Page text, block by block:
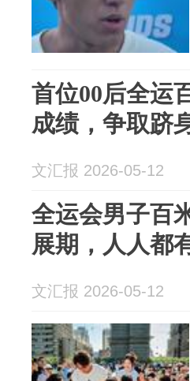
首位00后全运
成绩，争取跻
文汇报 2026-05-12
全运会男子百
展期，人人都
文汇报 2026-05-12